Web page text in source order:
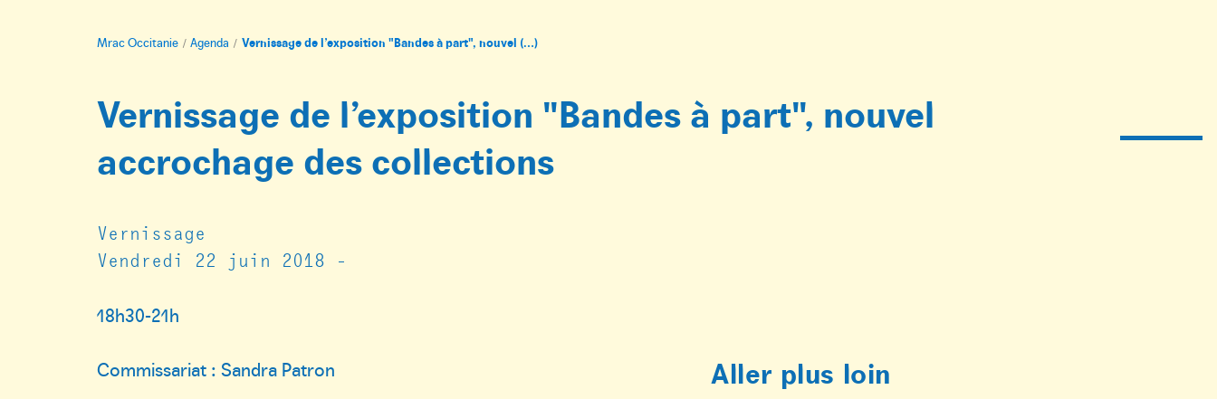
Mrac Occitanie Agenda Vernissage de l’exposition "Bandes à part", nouvel (…)
Vernissage de l’exposition "Bandes à part", nouvel
accrochage des collections
Vernissage
Vendredi 22 juin 2018 -
18h30-21h
Commissariat : Sandra Patron Aller plus loin